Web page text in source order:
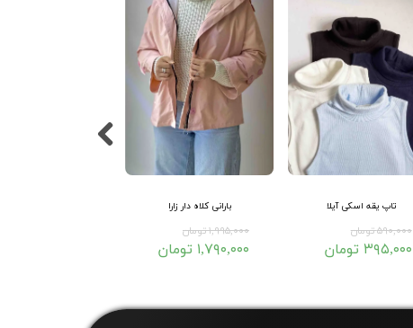
بارانی کلاه دار زارا
۱,۹۹۵,۰۰۰ تومان
۱,۷۹۰,۰۰۰ تومان
تاپ یقه اسکی آیلا
۵۹۰,۰۰۰ تومان
۳۹۵,۰۰۰ تومان